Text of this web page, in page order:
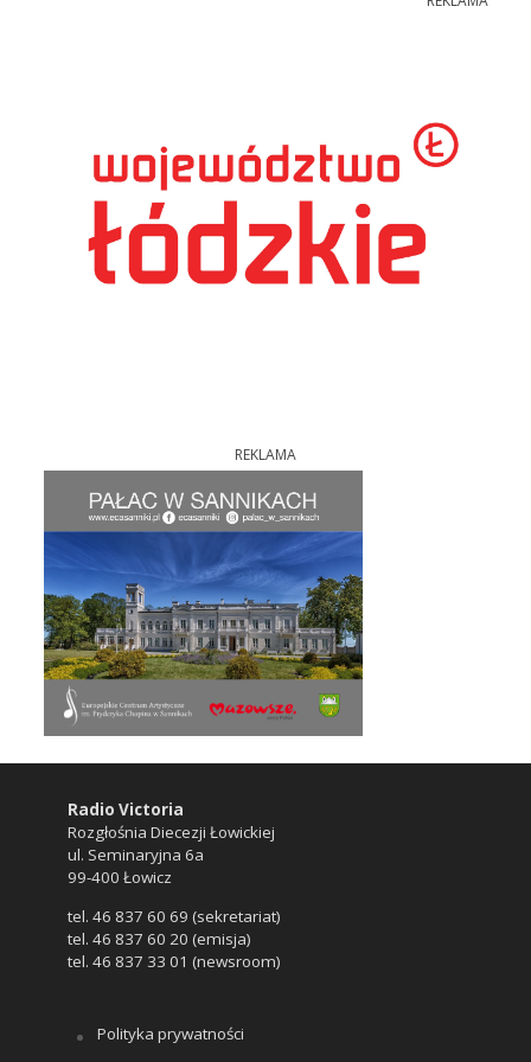
REKLAMA
Radio Victoria
Rozgłośnia Diecezji Łowickiej
ul. Seminaryjna 6a
99-400 Łowicz
tel. 46 837 60 69 (sekretariat)
tel. 46 837 60 20 (emisja)
tel. 46 837 33 01 (newsroom)
Polityka prywatności